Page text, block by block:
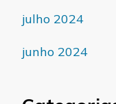
julho 2024
junho 2024